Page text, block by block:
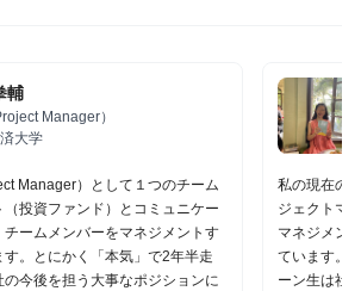
輔
Manager）
大学
Manager）として１つのチーム
投資ファンド）とコミュニケー
ームメンバーをマネジメントす
。とにかく「本気」で2年半走
の今後を担う大事なポジションに
私の現在の
ジェクトマ
マネジメン
ています。
ーン生は社